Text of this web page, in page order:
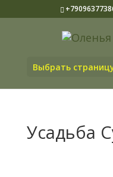
Выбрать
Усадьба